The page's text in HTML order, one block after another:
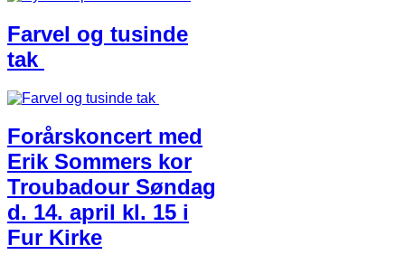
Farvel og tusinde
tak
Forårskoncert med
Erik Sommers kor
Troubadour Søndag
d. 14. april kl. 15 i
Fur Kirke